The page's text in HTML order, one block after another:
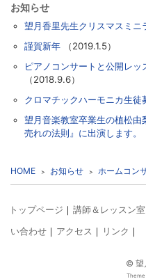
お知らせ
望月香里先生クリスマスミニ
謹賀新年
（2019.1.5）
ピアノコンサートと公開レ
（2018.9.6）
クロマチックハーモニカ生徒
望月音楽教室卒業生の植松由
売れの法則』に出演します。
HOME お知らせ ホームコン
トップページ 講師＆レッスン室
い合わせ アクセス リンク
© 望
Theme